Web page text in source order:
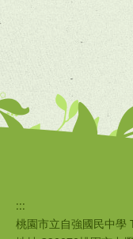
:::
桃園市立自強國民中